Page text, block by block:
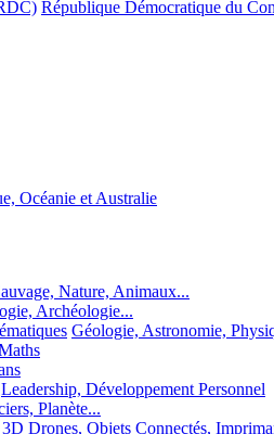
République Démocratique du
Océanie et Australie
Nature, Animaux...
Archéologie...
Géologie, Astronomie,
Leadership, Développement Personnel
Planète...
Drones, Objets Connectés,